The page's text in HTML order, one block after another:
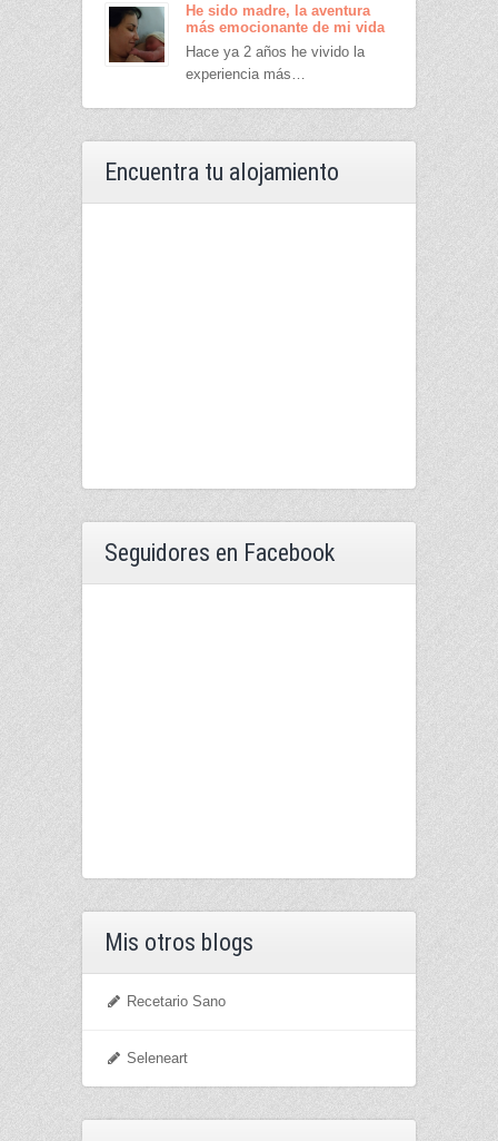
He sido madre, la aventura
más emocionante de mi vida
Hace ya 2 años he vivido la
experiencia más…
Encuentra tu alojamiento
Seguidores en Facebook
Mis otros blogs
Recetario Sano
Seleneart